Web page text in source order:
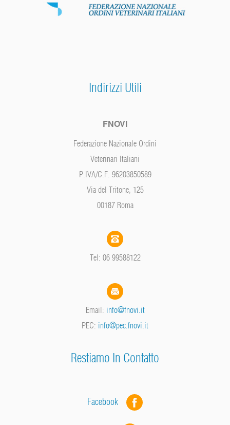
Indirizzi Utili
FNOVI
Federazione Nazionale Ordini
Veterinari Italiani
P.IVA/C.F. 96203850589
Via del Tritone, 125
00187 Roma
Tel: 06 99588122
Email: info@fnovi.it
PEC: info@pec.fnovi.it
Restiamo In Contatto
Facebook